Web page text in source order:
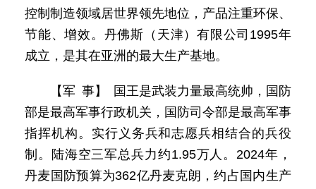
控制制造领域居世界领先地位，产品注重环保、
节能、增效。丹佛斯（天津）有限公司1995年
成立，是其在亚洲的最大生产基地。
【军 事】 国王是武装力量最高统帅，国防
部是最高军事行政机关，国防司令部是最高军事
指挥机构。实行义务兵和志愿兵相结合的兵役
制。陆海空三军总兵力约1.95万人。2024年，
丹麦国防预算为362亿丹麦克朗，约占国内生产